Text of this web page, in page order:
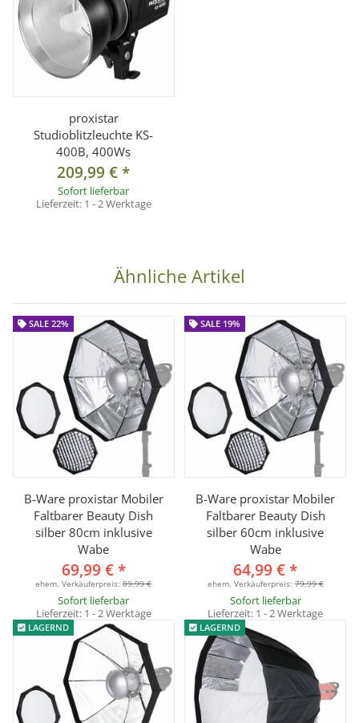
1x B-Ware Mobiler Faltbarer Beauty Dish 80 cm inkl.
Frontdiffusor (Innen und Außen)
1x Transport-/Aufbewahrungstasche
proxistar
Studioblitzleuchte KS-
400B, 400Ws
209,99 €*
Sofort lieferbar
Lieferzeit: 1 - 2 Werktage
Ähnliche Artikel
SALE 22%
B-Ware proxistar Mobiler
Faltbarer Beauty Dish
silber 80cm inklusive
Wabe
69,99 €*
ehem. Verkäuferpreis:89,99 €
Sofort lieferbar
Lieferzeit: 1 - 2 Werktage
SALE 19%
B-Ware proxistar Mobiler
Faltbarer Beauty Dish
silber 60cm inklusive
Wabe
64,99 €*
ehem. Verkäuferpreis:79,99 €
Sofort lieferbar
Lieferzeit: 1 - 2 Werktage
LAGERND LAGERND